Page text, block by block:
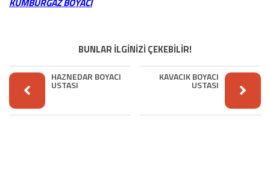
BUNLAR İLGİNİZİ ÇEKEBİLİR!
HAZNEDAR BOYACI
USTASI
KAVACIK BOYACI
USTASI